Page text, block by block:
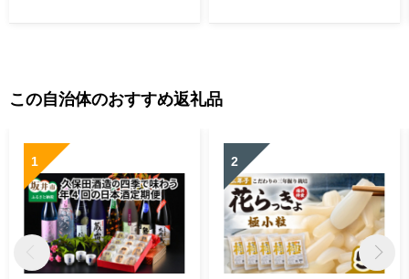
この自治体のおすすめ返礼品
1 2